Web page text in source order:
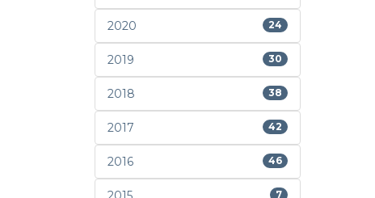
2020 24
2019 30
2018 38
2017 42
2016 46
7